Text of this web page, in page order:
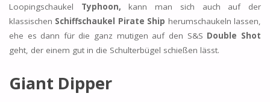
Loopingschaukel Typhoon, kann man sich auch auf der
klassischen Schiffschaukel Pirate Ship herumschaukeln lassen,
ehe es dann für die ganz mutigen auf den S&S Double Shot
geht, der einem gut in die Schulterbügel schießen lässt.
Giant Dipper